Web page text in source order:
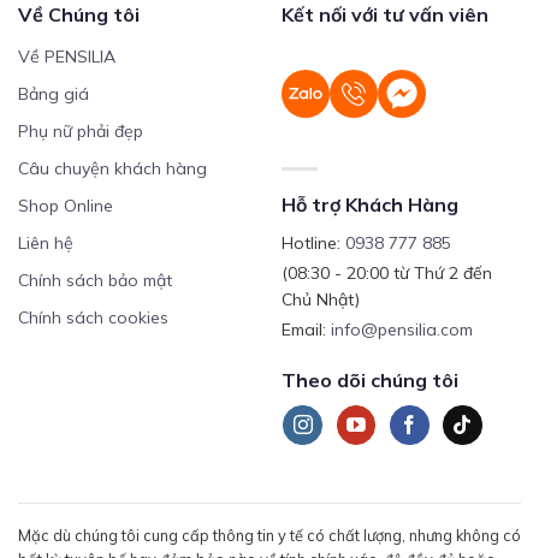
Về Chúng tôi
Về PENSILIA
Bảng giá
Phụ nữ phải đẹp
Câu chuyện khách hàng
Shop Online
Liên hệ
Chính sách bảo mật
Chính sách cookies
Kết nối với tư vấn viên
Hỗ trợ Khách Hàng
Hotline: 0938 777 885
(08:30 - 20:00 từ Thứ 2 đến
Chủ Nhật)
Email: info@pensilia.com
Theo dõi chúng tôi
Mặc dù chúng tôi cung cấp thông tin y tế có chất lượng, nhưng không có